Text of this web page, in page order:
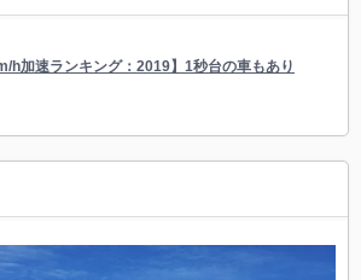
h加速ランキング：2019】1秒台の車もあり